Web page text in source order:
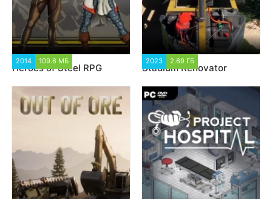
2014 109.6 МБ
Heroes of Steel RPG
2023 2.69 ГБ
Stadium Renovator